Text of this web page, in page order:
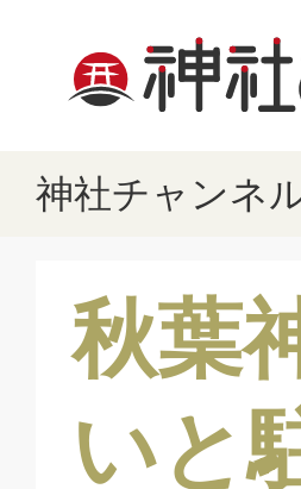
神社チャンネ
秋葉
いと